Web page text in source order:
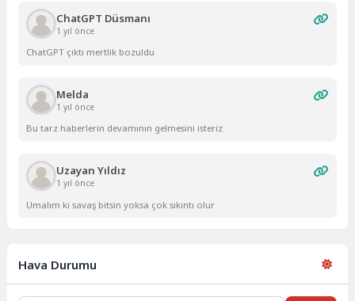
ChatGPT Düsmanı
1 yıl önce
ChatGPT çıktı mertlik bozuldu
Melda
1 yıl önce
Bu tarz haberlerin devamının gelmesini isteriz
Uzayan Yıldız
1 yıl önce
Umalım ki savaş bitsin yoksa çok sıkıntı olur
Hava Durumu